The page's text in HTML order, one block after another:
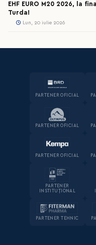
EHF EURO M20 2026, la
Turda!
Lun, 20 iulie 2026
PARTENER OFICIAL
PARTENER OFICIAL
PARTENER OFICIAL
PARTENER
INSTITUȚIONAL
PARTENER TEHNIC